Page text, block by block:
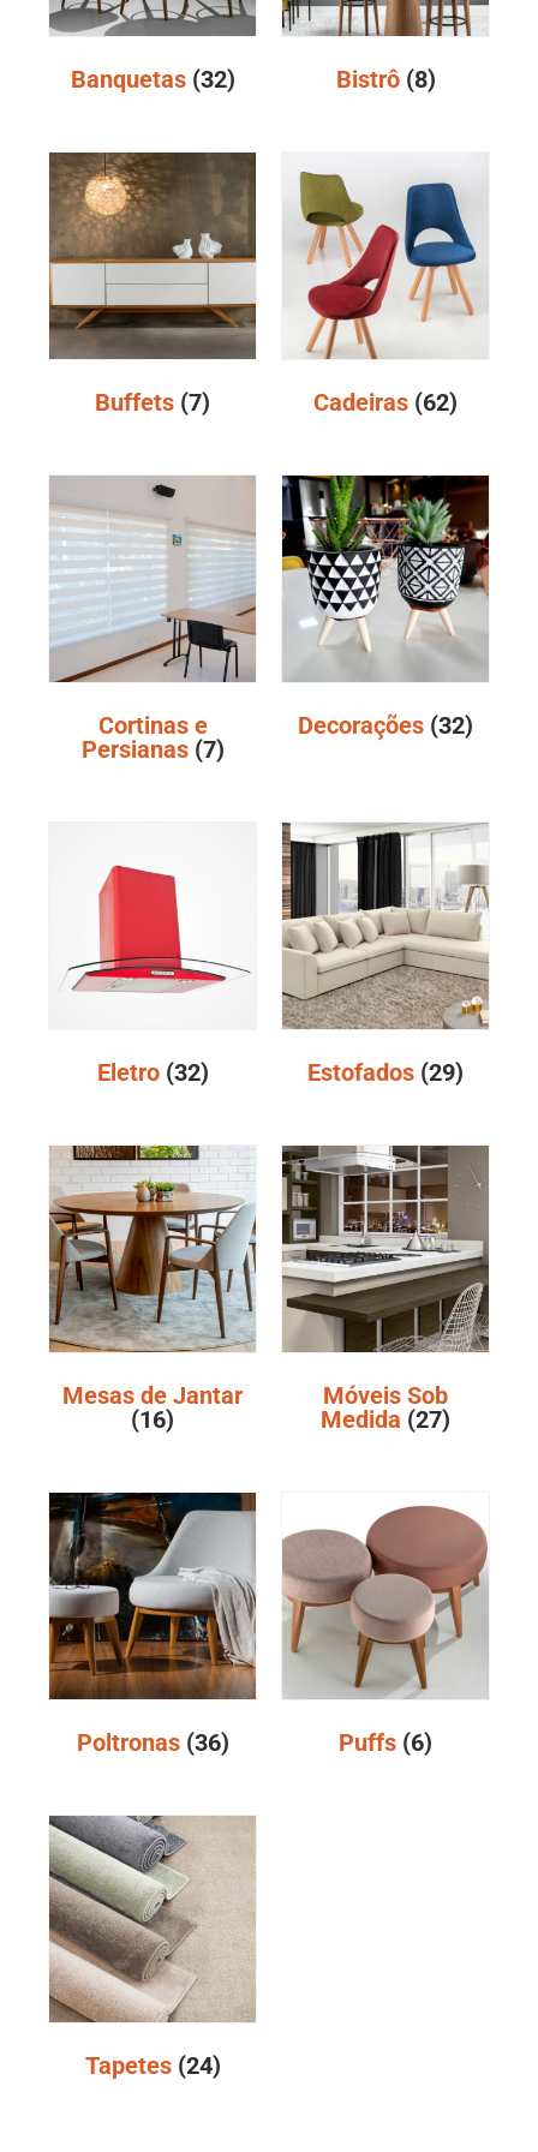
Banquetas (32) Bistrô (8)
Buffets (7) Cadeiras (62)
Cortinas e
Persianas (7)
Decorações (32)
Eletro (32) Estofados (29)
Mesas de Jantar
(16)
Móveis Sob
Medida (27)
Poltronas (36) Puffs (6)
Tapetes (24)